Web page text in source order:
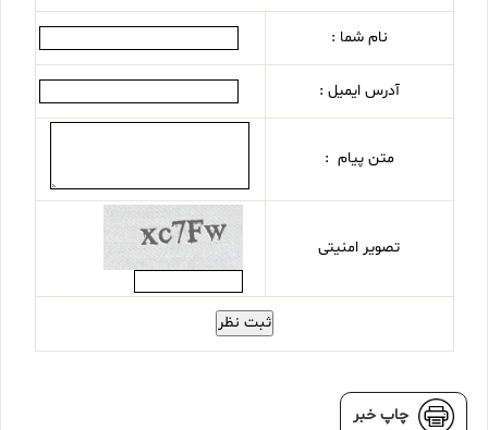
نام شما :
آدرس ایمیل :
متن پیام :
تصویر امنیتی
ثبت نظر
چاپ خبر